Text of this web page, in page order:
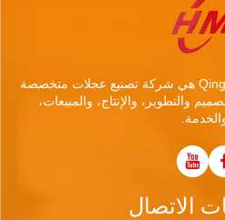
Qingzhou Huamei Wheel Co.,Ltd هي شركة تصنيع عجلات متخصصة
والتطوير، والإنتاج، والمبيعات،
الاتصال